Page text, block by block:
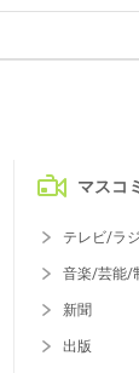
マスコミ
テレビ/ラ
音楽/芸能/
新聞
出版